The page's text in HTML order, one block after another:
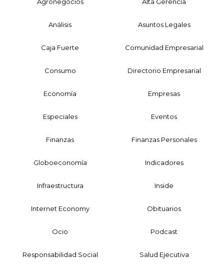
Análisis Asuntos Legales
Caja Fuerte Comunidad Empresarial
Consumo Directorio Empresarial
Economía Empresas
Especiales Eventos
Finanzas Finanzas Personales
Globoeconomía Indicadores
Infraestructura Inside
Internet Economy Obituarios
Ocio Podcast
Responsabilidad Social Salud Ejecutiva